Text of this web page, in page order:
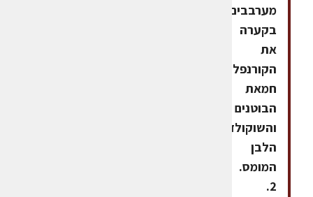
מערבבים
בקערה
את
הקורנפלקס,
חמאת
הבוטנים
והשוקולד
הלבן
המומס.
2.